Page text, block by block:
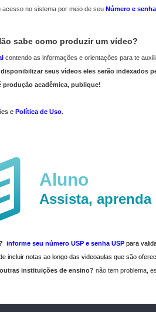
acesso no sistema por meio de seu Número e senha
sabe como produzir um vídeo?
contendo as informações e orientações para te
seus vídeos eles serão indexados
produção acadêmica, publique!
e Política de Uso
Aluno
Assista,
informe seu número USP e senha USP para
incluir notas ao longo das videoaulas que são
instituições de ensino? não tem problema,